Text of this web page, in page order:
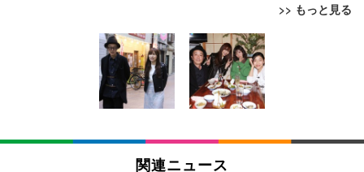
>> もっと見る
[EdoErgo] オフィスチェア 椅子 テレワーク 疲れな
い 跳ね上げ式アームレスト コンパクト 約105度ロッ
キング pc 事務椅子 360度回転 座面昇降 強化ナイロ
ン樹脂ベース 通気性メッシュ 在宅ワーク H-WY01
(黒網+黒枠+黒足)
￥5,699
SIHOO B100 オフィスチェア／デスクチェア メッシ
ュチェア 人間工学 疲れない ブラック
EIZO ビジネス向けプレミアムモニター | FlexScan
EV3240X-WT | 31.5型4K UHD・USB Type-C・ホワ
イト
￥105,595
EIZO ビジネス向けプレミアムモニター | FlexScan
Amazonベーシック ペットシーツ 薄型 レギュラー 1
回使い捨て 無香料 ホワイト 300枚
￥3,373
Amazonベーシック ペットシーツ 厚型 ワイド 42枚
x2袋(84枚) ホワイト(吸収面:ライトブルー)
関連ニュース